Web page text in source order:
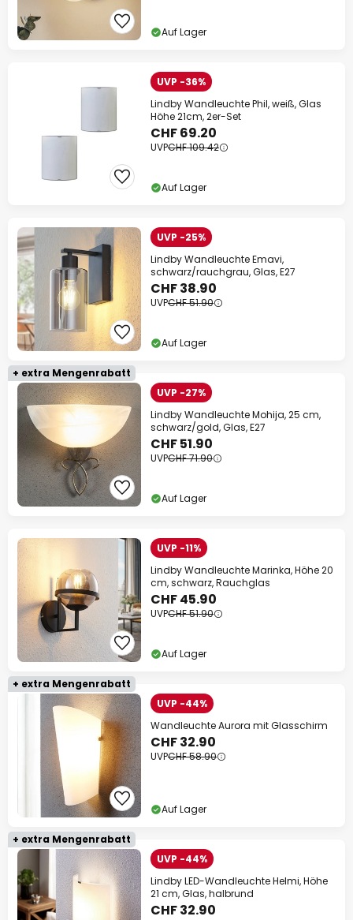
Auf Lager
UVP -36%
Lindby Wandleuchte Phil, weiß, Glas
Höhe 21cm, 2er-Set
CHF 69.20
UVPCHF 109.42
Auf Lager
UVP -25%
Lindby Wandleuchte Emavi,
schwarz/rauchgrau, Glas, E27
CHF 38.90
UVPCHF 51.90
Auf Lager
+ extra Mengenrabatt
UVP -27%
Lindby Wandleuchte Mohija, 25 cm,
schwarz/gold, Glas, E27
CHF 51.90
UVPCHF 71.90
Auf Lager
UVP -11%
Lindby Wandleuchte Marinka, Höhe 20
cm, schwarz, Rauchglas
CHF 45.90
UVPCHF 51.90
Auf Lager
+ extra Mengenrabatt
UVP -44%
Wandleuchte Aurora mit Glasschirm
CHF 32.90
UVPCHF 58.90
Auf Lager
+ extra Mengenrabatt
UVP -44%
Lindby LED-Wandleuchte Helmi, Höhe
21 cm, Glas, halbrund
CHF 32.90